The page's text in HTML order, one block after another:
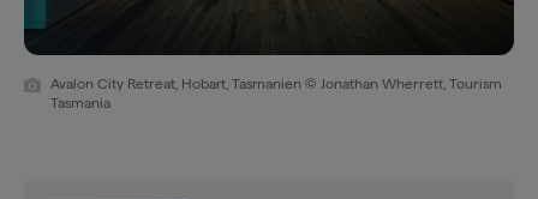
Avalon City Retreat, Hobart, Tasmanien © Jonathan Wherrett, Tourism
Tasmania